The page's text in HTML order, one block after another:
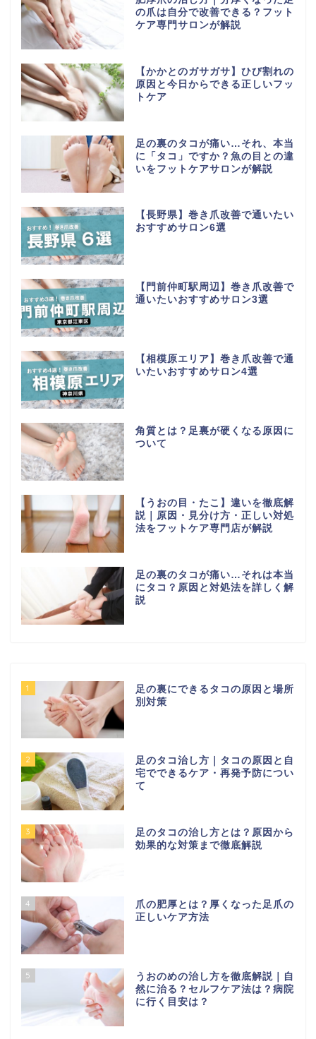
の爪は自分で改善できる？フット
ケア専門サロンが解説
【かかとのガサガサ】ひび割れの
原因と今日からできる正しいフッ
トケア
足の裏のタコが痛い…それ、本当
に「タコ」ですか？魚の目との違
いをフットケアサロンが解説
【長野県】巻き爪改善で通いたい
おすすめサロン6選
【門前仲町駅周辺】巻き爪改善で
通いたいおすすめサロン3選
【相模原エリア】巻き爪改善で通
いたいおすすめサロン4選
角質とは？足裏が硬くなる原因に
ついて
【うおの目・たこ】違いを徹底解
説｜原因・見分け方・正しい対処
法をフットケア専門店が解説
足の裏のタコが痛い…それは本当
にタコ？原因と対処法を詳しく解
説
1
足の裏にできるタコの原因と場所
別対策
2
足のタコ治し方｜タコの原因と自
宅でできるケア・再発予防につい
て
3
足のタコの治し方とは？原因から
効果的な対策まで徹底解説
4
爪の肥厚とは？厚くなった足爪の
正しいケア方法
5
うおのめの治し方を徹底解説｜自
然に治る？セルフケア法は？病院
に行く目安は？